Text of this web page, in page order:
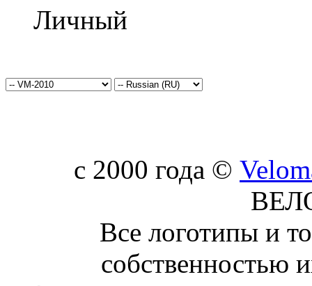
Личный
c 2000 года ©
Все логотипы и
собственностью